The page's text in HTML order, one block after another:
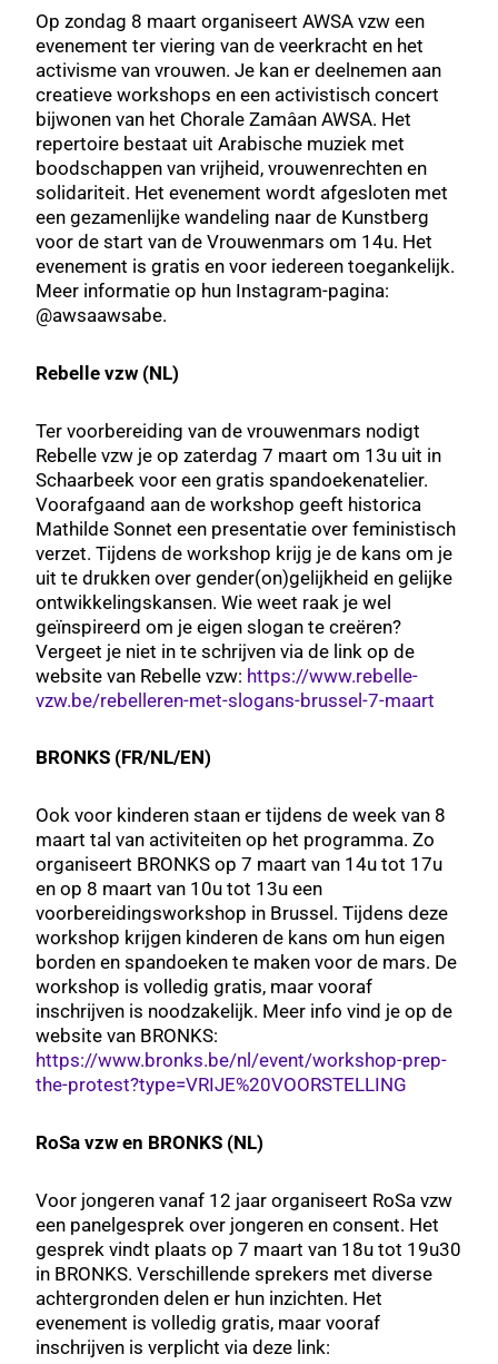
Op zondag 8 maart organiseert AWSA vzw een
evenement ter viering van de veerkracht en het
activisme van vrouwen. Je kan er deelnemen aan
creatieve workshops en een activistisch concert
bijwonen van het Chorale Zamâan AWSA. Het
repertoire bestaat uit Arabische muziek met
boodschappen van vrijheid, vrouwenrechten en
solidariteit. Het evenement wordt afgesloten met
een gezamenlijke wandeling naar de Kunstberg
voor de start van de Vrouwenmars om 14u. Het
evenement is gratis en voor iedereen toegankelijk.
Meer informatie op hun Instagram-pagina:
@awsaawsabe.
Rebelle vzw (NL)
Ter voorbereiding van de vrouwenmars nodigt
Rebelle vzw je op zaterdag 7 maart om 13u uit in
Schaarbeek voor een gratis spandoekenatelier.
Voorafgaand aan de workshop geeft historica
Mathilde Sonnet een presentatie over feministisch
verzet. Tijdens de workshop krijg je de kans om je
uit te drukken over gender(on)gelijkheid en gelijke
ontwikkelingskansen. Wie weet raak je wel
geïnspireerd om je eigen slogan te creëren?
Vergeet je niet in te schrijven via de link op de
website van Rebelle vzw: https://www.rebelle-
vzw.be/rebelleren-met-slogans-brussel-7-maart
BRONKS (FR/NL/EN)
Ook voor kinderen staan er tijdens de week van 8
maart tal van activiteiten op het programma. Zo
organiseert BRONKS op 7 maart van 14u tot 17u
en op 8 maart van 10u tot 13u een
voorbereidingsworkshop in Brussel. Tijdens deze
workshop krijgen kinderen de kans om hun eigen
borden en spandoeken te maken voor de mars. De
workshop is volledig gratis, maar vooraf
inschrijven is noodzakelijk. Meer info vind je op de
website van BRONKS:
https://www.bronks.be/nl/event/workshop-prep-
the-protest?type=VRIJE%20VOORSTELLING
RoSa vzw en BRONKS (NL)
Voor jongeren vanaf 12 jaar organiseert RoSa vzw
een panelgesprek over jongeren en consent. Het
gesprek vindt plaats op 7 maart van 18u tot 19u30
in BRONKS. Verschillende sprekers met diverse
achtergronden delen er hun inzichten. Het
evenement is volledig gratis, maar vooraf
inschrijven is verplicht via deze link: